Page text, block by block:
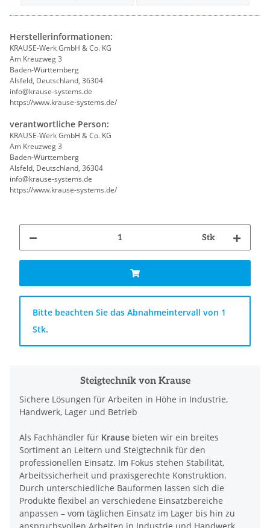
Herstellerinformationen:
KRAUSE-Werk GmbH & Co. KG
Am Kreuzweg 3
Baden-Württemberg
Alsfeld, Deutschland, 36304
info@krause-systems.de
https://www.krause-systems.de/
verantwortliche Person:
KRAUSE-Werk GmbH & Co. KG
Am Kreuzweg 3
Baden-Württemberg
Alsfeld, Deutschland, 36304
info@krause-systems.de
https://www.krause-systems.de/
Stk
x
Bitte beachten Sie das Abnahmeintervall von 1
Stk.
Steigtechnik von Krause
Sichere Lösungen für Arbeiten in Höhe in Industrie,
Handwerk, Lager und Betrieb
Als Fachhändler für Krause bieten wir ein breites
Sortiment an Leitern und Steigtechnik für den
professionellen Einsatz. Im Fokus stehen Stabilität,
Arbeitssicherheit und praxisgerechte Konstruktion.
Durch unterschiedliche Bauformen lassen sich die
Produkte flexibel an verschiedene Einsatzbereiche
anpassen – vom täglichen Einsatz im Lager bis hin zu
anspruchsvollen Arbeiten in Industrie und Handwerk.